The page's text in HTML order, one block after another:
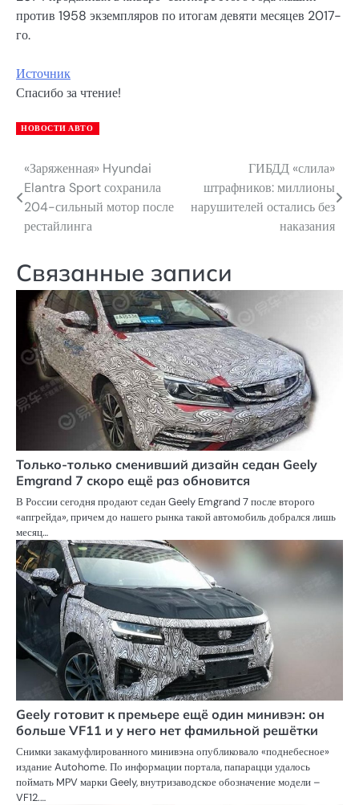
против 1958 экземпляров по итогам девяти месяцев 2017-
го.
Источник
Спасибо за чтение!
НОВОСТИ АВТО
Навигация
по
записям
«Заряженная» Hyundai
Elantra Sport сохранила
204-сильный мотор после
рестайлинга
ГИБДД «слила»
штрафников: миллионы
нарушителей остались без
наказания
Связанные записи
Только-только сменивший дизайн седан Geely
Emgrand 7 скоро ещё раз обновится
В России сегодня продают седан Geely Emgrand 7 после второго
«апгрейда», причем до нашего рынка такой автомобиль добрался лишь
месяц…
Geely готовит к премьере ещё один минивэн: он
больше VF11 и у него нет фамильной решётки
Снимки закамуфлированного минивэна опубликовало «поднебесное»
издание Autohome. По информации портала, папарацци удалось
поймать MPV марки Geely, внутризаводское обозначение модели –
VF12.…